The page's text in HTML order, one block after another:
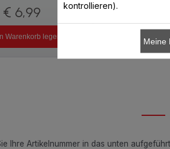
€ 6,99
Warenkorb legen In den
Ihre Artikelnummer in das unten
kontrollieren).
Meine